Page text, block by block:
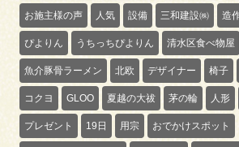
お施主様の声 人気 設備 三和建設㈱ 造
ぴよりん うちっちぴよりん 清水区食べ物屋
魚介豚骨ラーメン 北欧 デザイナー 椅子
コクヨ GLOO 夏越の大祓 茅の輪 人形
プレゼント 19日 用宗 おでかけスポット